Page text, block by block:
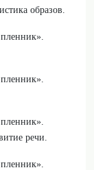
образов.
речи.